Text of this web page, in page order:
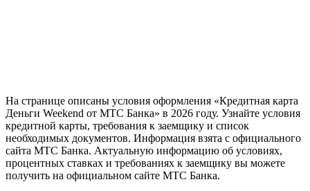
На странице описаны условия оформления «Кредитная карта
Деньги Weekend от МТС Банка» в 2026 году. Узнайте условия
кредитной карты, требования к заемщику и список
необходимых документов. Информация взята с официального
сайта МТС Банка. Актуальную информацию об условиях,
процентных ставках и требованиях к заемщику вы можете
получить на официальном сайте МТС Банка.